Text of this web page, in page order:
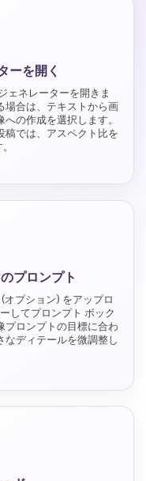
ーを開く
ェネレーターを開きま
場合は、テキストから画
の作成を選択します。
稿では、アスペクト比を
プロンプト
プション) をアップロ
してプロンプト ボック
プロンプトの目標に合わ
なディテールを微調整し